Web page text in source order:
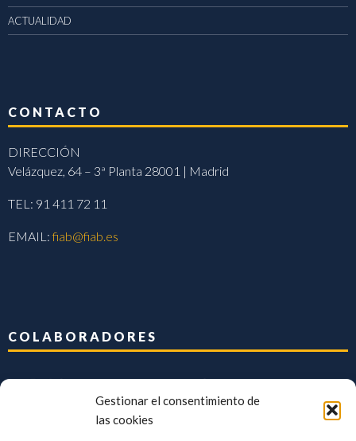
Gestionar el consentimiento de
las cookies
ACTUALIDAD
CONTACTO
DIRECCIÓN
Velázquez, 64 – 3ª Planta 28001 | Madrid
TEL: 91 411 72 11
EMAIL:fiab@fiab.es
COLABORADORES